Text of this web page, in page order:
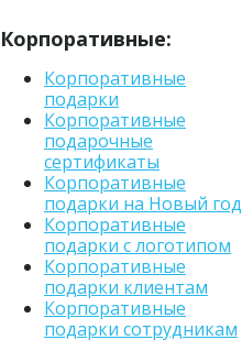
Корпоративные:
Корпоративные
подарки
Корпоративные
подарочные
сертификаты
Корпоративные
подарки на Новый год
Корпоративные
подарки с логотипом
Корпоративные
подарки клиентам
Корпоративные
подарки сотрудникам